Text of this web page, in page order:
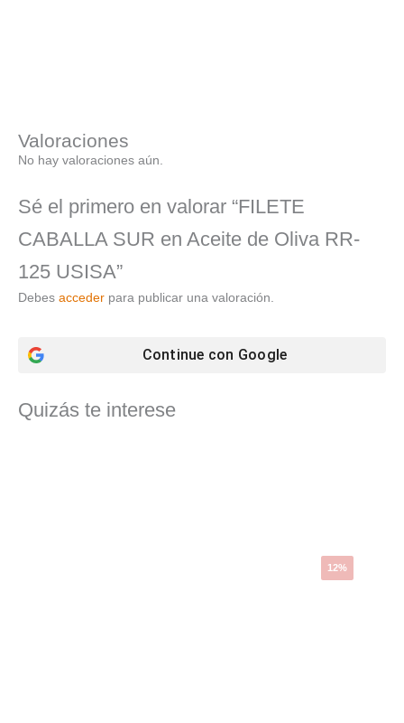
Valoraciones
No hay valoraciones aún.
Sé el primero en valorar “FILETE
CABALLA SUR en Aceite de Oliva RR-
125 USISA”
Debes acceder para publicar una valoración.
Continue con Google
Quizás te interese
12%